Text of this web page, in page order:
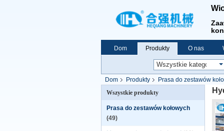
Dom Produkty O nas
Dom Produkty
Prasa do zestawów
Wszystkie produkty
Prasa do zestawów kołowych
(49)